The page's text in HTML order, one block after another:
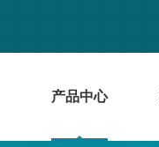
产品中心